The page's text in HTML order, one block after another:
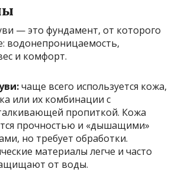
— это фундамент, от которого
водонепроницаемость,
и комфорт.
чаще всего используется кожа,
или их комбинации с
пропиткой. Кожа
прочностью и «дышащими»
но требует обработки.
материалы легче и часто
от воды.